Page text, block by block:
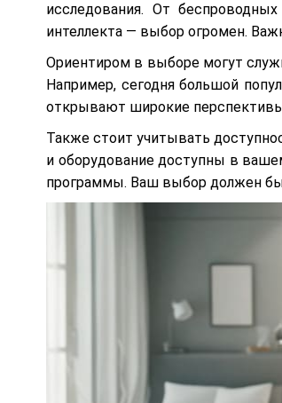
исследования. От
интеллекта — выбор огромен.
Ориентиром в выборе могут
Например, сегодня большой
открывают широкие
Также стоит учитывать
и оборудование доступны в
программы. Ваш выбор должен